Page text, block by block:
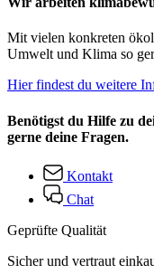
Mit vielen konkreten
Umwelt und Klima so
Hier findest du weitere
Benötigst du Hilfe zu
gerne deine Fragen.
Kontakt
Chat
Geprüfte Qualität
Sicher und vertraut